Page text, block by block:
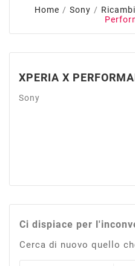
Home Sony
XPERIA X
Sony
Ci dispiace per
Cerca di nuovo quello